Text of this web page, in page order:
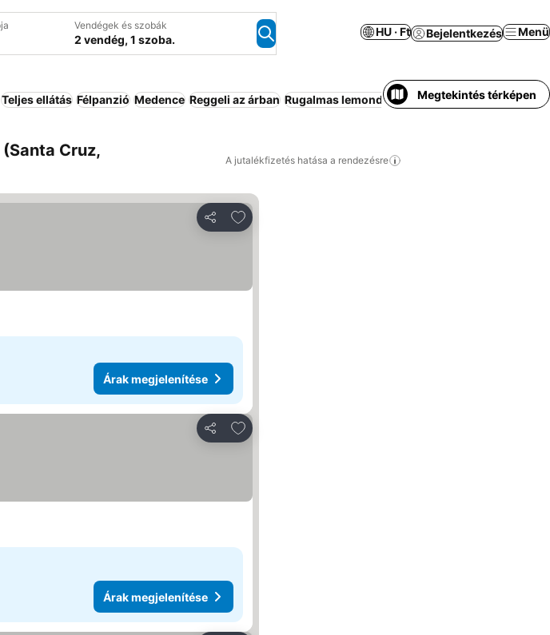
Vendégek és szobák
2 vendég, 1 szoba.
HU · Ft Bejelentkezés Menü
Teljes ellátás Félpanzió Medence Reggeli az árban Rugalmas lemondás Apartmanhotel Strand
Megtekintés térképen
Cruz,
A jutalékfizetés hatása a rendezésre
Megosztás
Hozzáadás a kedvencekhez
Árak megjelenítése
Megosztás
Hozzáadás a kedvencekhez
Árak megjelenítése